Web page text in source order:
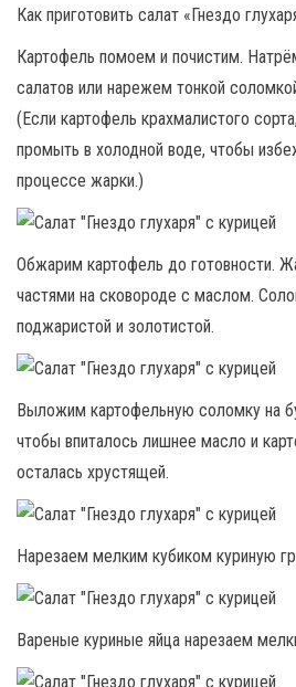
Как приготовить салат «Гнездо
Картофель помоем и почистим.
салатов или нарежем тонкой
(Если картофель крахмалистого
промыть в холодной воде, чтобы
процессе жарки.)
Обжарим картофель до готовности.
частями на сковороде с маслом.
поджаристой и золотистой.
Выложим картофельную соломку на
чтобы впиталось лишнее масло и
осталась хрустящей.
Нарезаем мелким кубиком куриную
Вареные куриные яйца нарезаем